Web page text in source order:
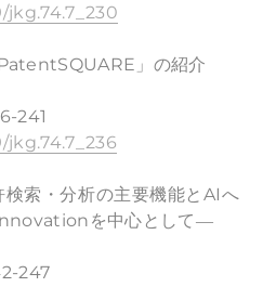
jkg.74.7_230
」の紹介
241
jkg.74.7_236
索・分析の主要機能とAIへ
を中心として―
247